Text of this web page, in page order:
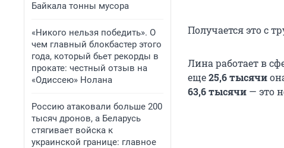
Байкала тонны мусора
«Никого нельзя победить». О
чем главный блокбастер этого
года, который бьет рекорды в
прокате: честный отзыв на
«Одиссею» Нолана
Россию атаковали больше 200
тысяч дронов, а Беларусь
стягивает войска к
украинской границе: главное
Получается это с
Лина работает в
еще25,6 тысячи
63,6 тысячи — это